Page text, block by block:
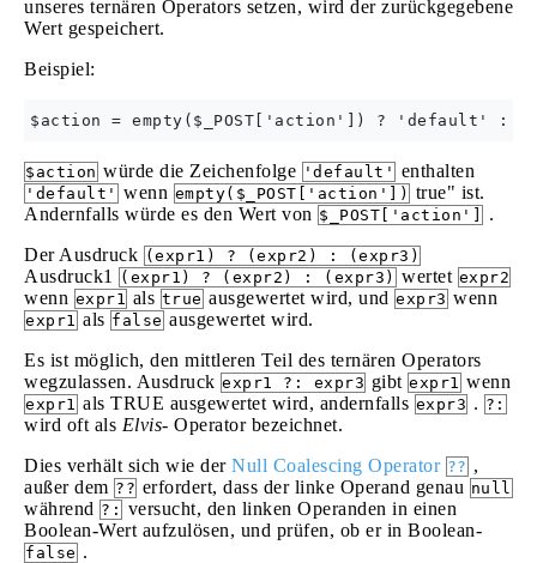
unseres ternären Operators setzen, wird der zurückgegebene
Wert gespeichert.
Beispiel:
$action würde die Zeichenfolge 'default' enthalten
'default' wenn empty($_POST['action']) true" ist.
Andernfalls würde es den Wert von $_POST['action']
.
Der Ausdruck (expr1) ? (expr2) : (expr3)
Ausdruck1 (expr1) ? (expr2) : (expr3) wertet expr2
wenn expr1 als true ausgewertet wird, und expr3 wenn
expr1 als false ausgewertet wird.
Es ist möglich, den mittleren Teil des ternären Operators
wegzulassen. Ausdruck expr1 ?: expr3 gibt expr1 wenn
expr1 als TRUE ausgewertet wird, andernfalls expr3 . ?:
wird oft als Elvis- Operator bezeichnet.
Dies verhält sich wie der Null Coalescing Operator ?? ,
außer dem ?? erfordert, dass der linke Operand genau null
während ?: versucht, den linken Operanden in einen
Boolean-Wert aufzulösen, und prüfen, ob er in Boolean-
false .